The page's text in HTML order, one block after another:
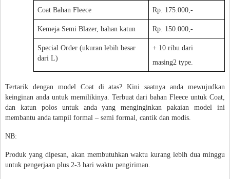
Coat Bahan Fleece Rp. 175.000,-
Kemeja Semi Blazer, bahan katun Rp. 150.000,-
Special Order (ukuran lebih besar
dari L)
+ 10 ribu dari
masing2 type.
Tertarik dengan model Coat di atas? Kini saatnya anda mewujudkan
keinginan anda untuk memilikinya. Terbuat dari bahan Fleece untuk Coat,
dan katun polos untuk anda yang menginginkan pakaian model ini
membantu anda tampil formal – semi formal, cantik dan modis.
NB:
Produk yang dipesan, akan membutuhkan waktu kurang lebih dua minggu
untuk pengerjaan plus 2-3 hari waktu pengiriman.